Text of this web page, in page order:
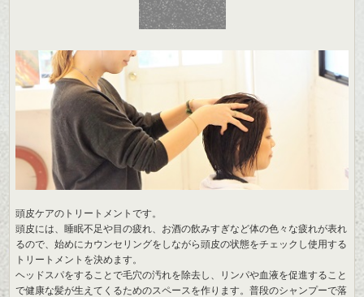
頭皮ケアのトリートメントです。
頭皮には、睡眠不足や目の疲れ、お酒の飲みすぎなど体の色々な疲れが表れ
るので、始めにカウンセリングをしながら頭皮の状態をチェックし使用する
トリートメントを決めます。
ヘッドスパをすることで毛穴の汚れを除去し、リンパや血液を促進すること
で健康な髪が生えてくるためのスペースを作ります。普段のシャンプーで落